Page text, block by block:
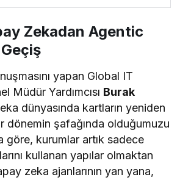
Zekadan Agentic
yapan Global IT
Müdür Yardımcısı Burak
dünyasında kartların yeniden
dönemin şafağında olduğumuzu
göre, kurumlar artık sadece
kullanan yapılar olmaktan
zeka ajanlarının yan yana,